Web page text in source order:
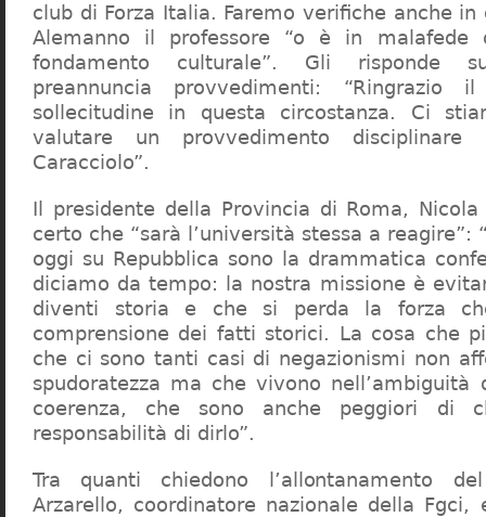
club di Forza Italia. Faremo verifiche anche in
Alemanno il professore “o è in malafede
fondamento culturale”. Gli risponde
preannuncia provvedimenti:
sollecitudine in questa circostanza. Ci
valutare un provvedimento
Caracciolo”.
Il presidente della Provincia di Roma,
certo che “sarà l’università stessa a reagire”:
oggi su Repubblica sono la drammatica
diciamo da tempo: la nostra missione è
diventi storia e che si perda la forza
comprensione dei fatti storici. La cosa che
che ci sono tanti casi di negazionismi non
spudoratezza ma che vivono nell’ambiguità
coerenza, che sono anche peggiori di
responsabilità di dirlo”.
Tra quanti chiedono l’allontanamento
Arzarello, coordinatore nazionale della